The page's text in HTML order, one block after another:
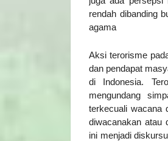
rendah dibanding
agama
Aksi terorisme
dan pendapat
di Indonesia.
mengundang
terkecuali wacana
diwacanakan atau
ini menjadi